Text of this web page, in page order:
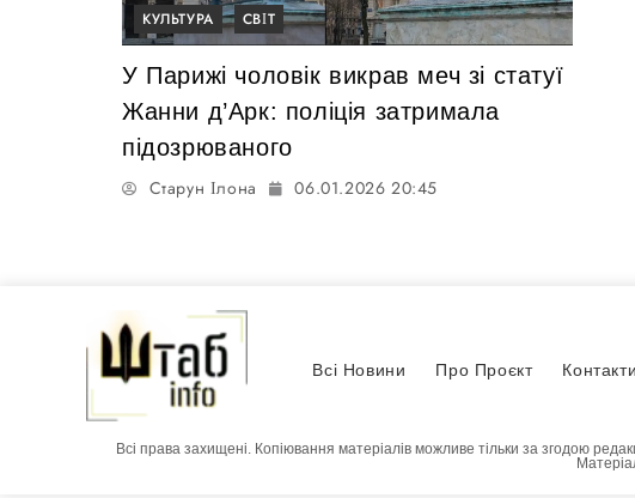
КУЛЬТУРА СВІТ
У Парижі чоловік викрав меч зі статуї
Жанни д’Арк: поліція затримала
підозрюваного
Старун Ілона 06.01.2026 20:45
Всі Новини Про Проєкт
Всі права захищені. Копіювання матеріалів можливе тільки за згодою